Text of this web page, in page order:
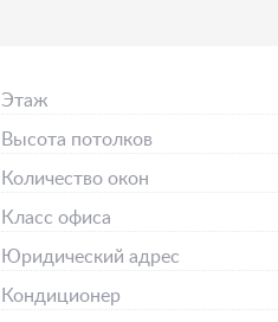
Этаж
Высота потолков
Количество окон
Класс офиса
Юридический адрес
Кондиционер